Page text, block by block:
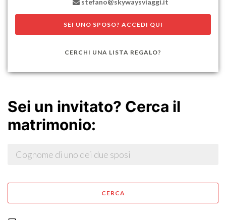
SEI UNO SPOSO? ACCEDI QUI
CERCHI UNA LISTA REGALO?
Sei un invitato? Cerca il
matrimonio:
CERCA